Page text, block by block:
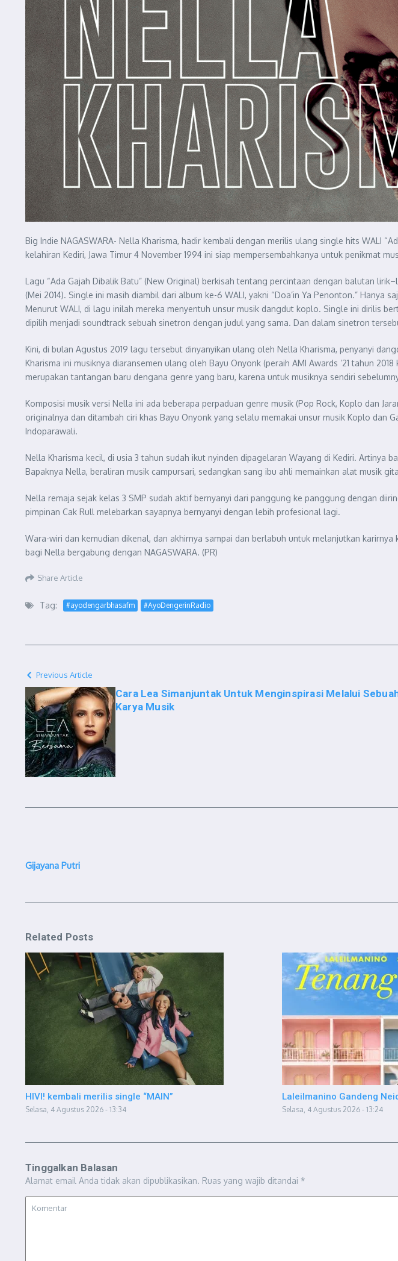
Big Indie NAGASWARA- Nella Kharisma, hadir kembali dengan merilis ulang single hits WALI
kelahiran Kediri, Jawa Timur 4 November 1994 ini siap mempersembahkanya untuk penikmat
Lagu “Ada Gajah Dibalik Batu” (New Original) berkisah tentang percintaan dengan balutan
(Mei 2014). Single ini masih diambil dari album ke-6 WALI, yakni “Doa’in Ya Penonton.”
Menurut WALI, di lagu inilah mereka menyentuh unsur musik dangdut koplo. Single ini dirilis
dipilih menjadi soundtrack sebuah sinetron dengan judul yang sama. Dan dalam sinetron
Kini, di bulan Agustus 2019 lagu tersebut dinyanyikan ulang oleh Nella Kharisma, penyanyi
Kharisma ini musiknya diaransemen ulang oleh Bayu Onyonk (peraih AMI Awards ’21 tahun
merupakan tantangan baru dengana genre yang baru, karena untuk musiknya sendiri
Komposisi musik versi Nella ini ada beberapa perpaduan genre musik (Pop Rock, Koplo dan
originalnya dan ditambah ciri khas Bayu Onyonk yang selalu memakai unsur musik Koplo
Indoparawali.
Nella Kharisma kecil, di usia 3 tahun sudah ikut nyinden dipagelaran Wayang di Kediri. Artinya
Bapaknya Nella, beraliran musik campursari, sedangkan sang ibu ahli memainkan alat musik
Nella remaja sejak kelas 3 SMP sudah aktif bernyanyi dari panggung ke panggung dengan
pimpinan Cak Rull melebarkan sayapnya bernyanyi dengan lebih profesional lagi.
Wara-wiri dan kemudian dikenal, dan akhirnya sampai dan berlabuh untuk melanjutkan
bagi Nella bergabung dengan NAGASWARA. (PR)
Share Article
Tag: #ayodengarbhasafm #AyoDengerinRadio
Previous Article
Cara Lea Simanjuntak Untuk Menginspirasi Melalui
Karya Musik
Gijayana Putri
Related Posts
HIVI! kembali merilis single “MAIN”
Selasa, 4 Agustus 2026 - 13:34
Laleilmanino Gandeng
Selasa, 4 Agustus 2026 - 13:24
Tinggalkan Balasan
Alamat email Anda tidak akan dipublikasikan. Ruas yang wajib ditandai *